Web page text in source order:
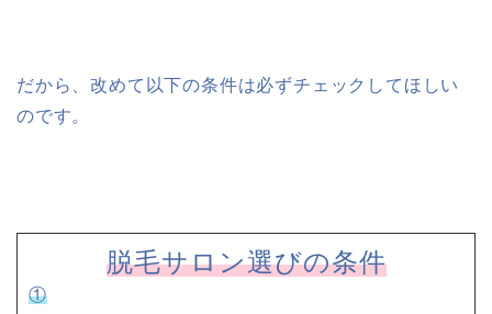
だから、改めて以下の条件は必ずチェックしてほしい
のです。
脱毛サロン選びの条件
①